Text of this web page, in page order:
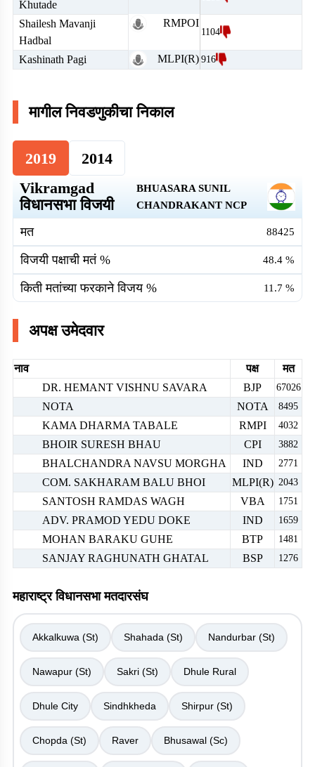
Khutade
Shailesh Mavanji
Hadbal
RMPOI
1104
Kashinath Pagi MLPI(R) 916
मागील निवडणुकीचा निकाल
2019
2014
Vikramgad
विधानसभा विजयी
BHUASARA SUNIL
CHANDRAKANT NCP
मत 88425
विजयी पक्षाची मतं % 48.4 %
किती मतांच्या फरकाने विजय % 11.7 %
अपक्ष उमेदवार
नाव पक्ष
मत
DR. HEMANT VISHNU SAVARA
BJP 67026
NOTA NOTA 8495
KAMA DHARMA TABALE RMPI 4032
BHOIR SURESH BHAU CPI 3882
BHALCHANDRA NAVSU MORGHA IND 2771
COM. SAKHARAM BALU BHOI MLPI(R) 2043
SANTOSH RAMDAS WAGH VBA 1751
ADV. PRAMOD YEDU DOKE IND 1659
MOHAN BARAKU GUHE BTP 1481
SANJAY RAGHUNATH GHATAL BSP 1276
महाराष्ट्र विधानसभा मतदारसंघ
Akkalkuwa (St) Shahada (St) Nandurbar (St)
Nawapur (St) Sakri (St) Dhule Rural
Dhule City Sindhkheda Shirpur (St)
Chopda (St) Raver Bhusawal (Sc)